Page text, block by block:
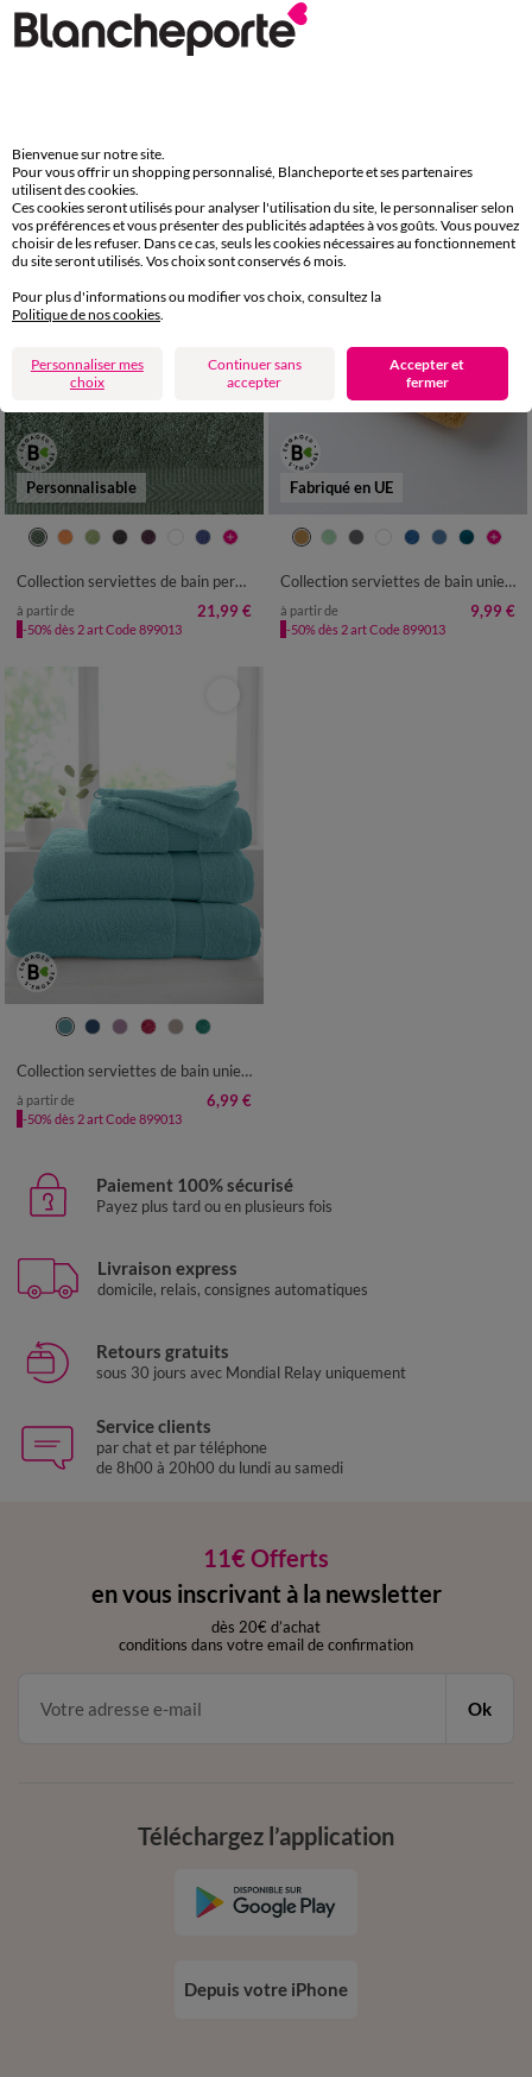
Personnalisable
Collection serviettes de bain personnalisées - confort moelleux 420 g/m²
à partir de 21,99 €
-50% dès 2 art Code 899013
Fabriqué en UE
Collection serviettes de bain unies - confort luxe 540g/m²
à partir de 9,99 €
-50% dès 2 art Code 899013
Collection serviettes de bain unies - coton modal 500 g/m²
à partir de 6,99 €
-50% dès 2 art Code 899013
Paiement 100% sécurisé
Payez plus tard ou en plusieurs fois
Livraison express
domicile, relais, consignes automatiques
Retours gratuits
sous 30 jours avec Mondial Relay uniquement
Service clients
par chat et par téléphone
de 8h00 à 20h00 du lundi au samedi
11€ Offerts
en vous inscrivant à la newsletter
dès 20€ d’achat
conditions dans votre email de confirmation
Ok
Téléchargez l’application
Depuis votre iPhone
Bienvenue sur notre site.
Pour vous offrir un shopping personnalisé, Blancheporte et ses partenaires
utilisent des cookies.
Ces cookies seront utilisés pour analyser l'utilisation du site, le personnaliser selon
vos préférences et vous présenter des publicités adaptées à vos goûts. Vous pouvez
choisir de les refuser. Dans ce cas, seuls les cookies nécessaires au fonctionnement
du site seront utilisés. Vos choix sont conservés 6 mois.
Pour plus d'informations ou modifier vos choix, consultez la
Politique de nos cookies
Personnaliser mes
choix
Continuer sans
accepter
Accepter et
fermer